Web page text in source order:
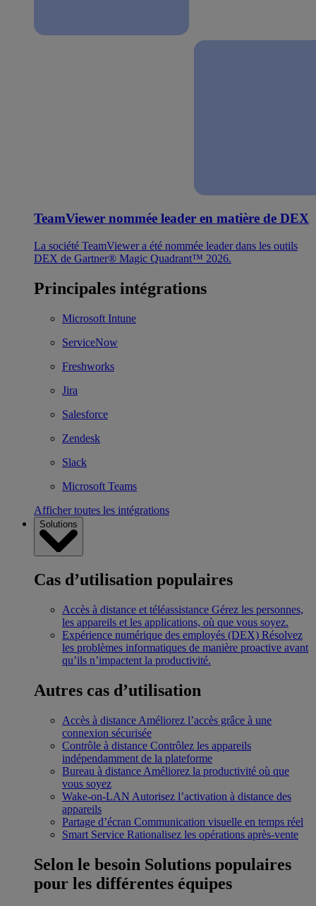
TeamViewer nommée leader en matière de DEX
La société TeamViewer a été nommée leader dans les outils
DEX de Gartner® Magic Quadrant™ 2026.
Principales intégrations
Microsoft Intune
ServiceNow
Freshworks
Jira
Salesforce
Zendesk
Slack
Microsoft Teams
Afficher toutes les intégrations
Solutions
Cas d’utilisation populaires
Accès à distance et téléassistance Gérez les personnes,
les appareils et les applications, où que vous soyez.
Expérience numérique des employés (DEX) Résolvez
les problèmes informatiques de manière proactive avant
qu’ils n’impactent la productivité.
Autres cas d’utilisation
Accès à distance Améliorez l’accès grâce à une
connexion sécurisée
Contrôle à distance Contrôlez les appareils
indépendamment de la plateforme
Bureau à distance Améliorez la productivité où que
vous soyez
Wake-on-LAN Autorisez l’activation à distance des
appareils
Partage d’écran Communication visuelle en temps réel
Smart Service Rationalisez les opérations après-vente
Selon le besoin Solutions populaires
pour les différentes équipes